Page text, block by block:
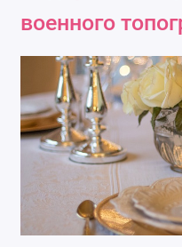
военного